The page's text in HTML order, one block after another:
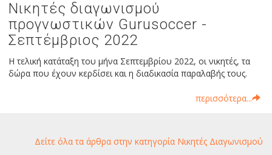
Νικητές διαγωνισμού
προγνωστικών Gurusoccer -
Σεπτέμβριος 2022
Η τελική κατάταξη του μήνα Σεπτεμβρίου 2022, οι νικητές, τα
δώρα που έχουν κερδίσει και η διαδικασία παραλαβής τους.
περισσότερα...
Δείτε όλα τα άρθρα στην κατηγορία Νικητές Διαγωνισμού